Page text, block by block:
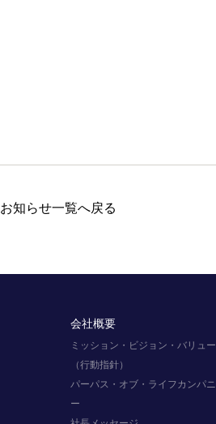
お知らせ一覧へ戻る
会社概要
ミッション・ビジョン・バリュー
（行動指針）
パーパス・オブ・ライフカンパニ
ー